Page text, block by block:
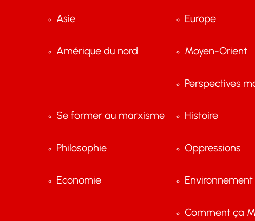
Asie
Amérique du nord
Europe
Moyen-Orient
Perspectives
Se former au marxisme
Philosophie
Economie
Histoire
Oppressions
Environnement
Comment ça